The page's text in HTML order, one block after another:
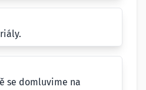
se domluvime na